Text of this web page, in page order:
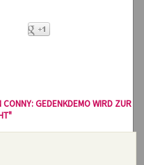
GEDENKDEMO WIRD ZUR